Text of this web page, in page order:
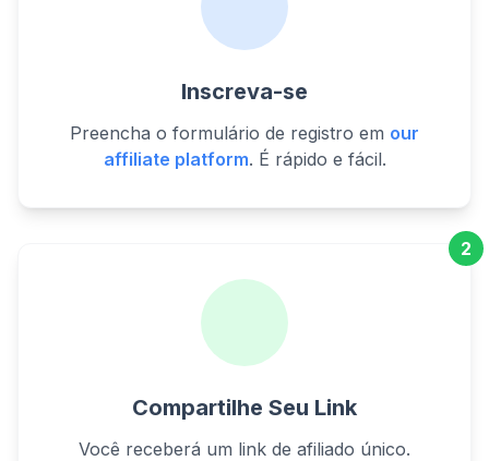
Inscreva-se
Preencha o formulário de registro em our
affiliate platform. É rápido e fácil.
2
Compartilhe Seu Link
Você receberá um link de afiliado único.